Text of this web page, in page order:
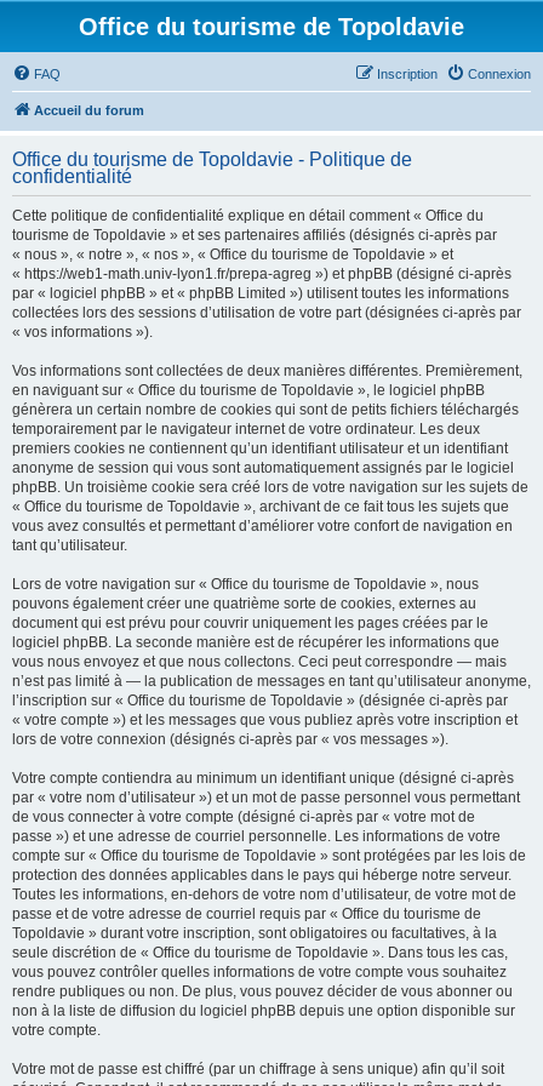
Office du tourisme de Topoldavie
FAQ Connexion
Inscription
Accueil du forum
Office du tourisme de Topoldavie - Politique de
confidentialité
Cette politique de confidentialité explique en détail comment « Office du
tourisme de Topoldavie » et ses partenaires affiliés (désignés ci-après par
« nous », « notre », « nos », « Office du tourisme de Topoldavie » et
« https://web1-math.univ-lyon1.fr/prepa-agreg ») et phpBB (désigné ci-après
par « logiciel phpBB » et « phpBB Limited ») utilisent toutes les informations
collectées lors des sessions d’utilisation de votre part (désignées ci-après par
« vos informations »).
Vos informations sont collectées de deux manières différentes. Premièrement,
en naviguant sur « Office du tourisme de Topoldavie », le logiciel phpBB
génèrera un certain nombre de cookies qui sont de petits fichiers téléchargés
temporairement par le navigateur internet de votre ordinateur. Les deux
premiers cookies ne contiennent qu’un identifiant utilisateur et un identifiant
anonyme de session qui vous sont automatiquement assignés par le logiciel
phpBB. Un troisième cookie sera créé lors de votre navigation sur les sujets de
« Office du tourisme de Topoldavie », archivant de ce fait tous les sujets que
vous avez consultés et permettant d’améliorer votre confort de navigation en
tant qu’utilisateur.
Lors de votre navigation sur « Office du tourisme de Topoldavie », nous
pouvons également créer une quatrième sorte de cookies, externes au
document qui est prévu pour couvrir uniquement les pages créées par le
logiciel phpBB. La seconde manière est de récupérer les informations que
vous nous envoyez et que nous collectons. Ceci peut correspondre — mais
n’est pas limité à — la publication de messages en tant qu’utilisateur anonyme,
l’inscription sur « Office du tourisme de Topoldavie » (désignée ci-après par
« votre compte ») et les messages que vous publiez après votre inscription et
lors de votre connexion (désignés ci-après par « vos messages »).
Votre compte contiendra au minimum un identifiant unique (désigné ci-après
par « votre nom d’utilisateur ») et un mot de passe personnel vous permettant
de vous connecter à votre compte (désigné ci-après par « votre mot de
passe ») et une adresse de courriel personnelle. Les informations de votre
compte sur « Office du tourisme de Topoldavie » sont protégées par les lois de
protection des données applicables dans le pays qui héberge notre serveur.
Toutes les informations, en-dehors de votre nom d’utilisateur, de votre mot de
passe et de votre adresse de courriel requis par « Office du tourisme de
Topoldavie » durant votre inscription, sont obligatoires ou facultatives, à la
seule discrétion de « Office du tourisme de Topoldavie ». Dans tous les cas,
vous pouvez contrôler quelles informations de votre compte vous souhaitez
rendre publiques ou non. De plus, vous pouvez décider de vous abonner ou
non à la liste de diffusion du logiciel phpBB depuis une option disponible sur
votre compte.
Votre mot de passe est chiffré (par un chiffrage à sens unique) afin qu’il soit